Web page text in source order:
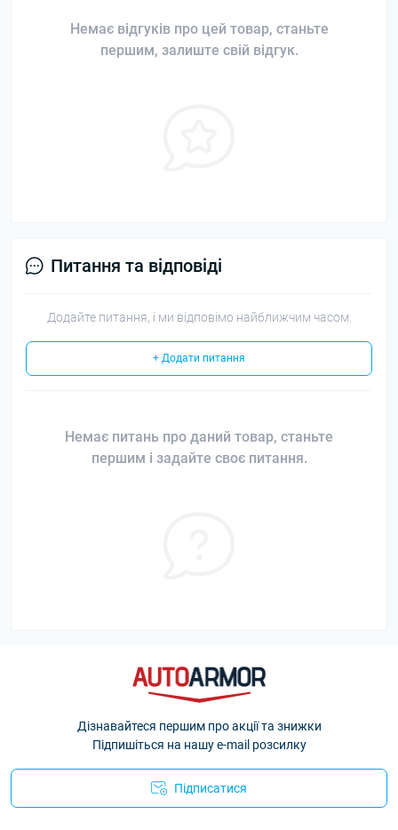
Немає відгуків про цей товар, станьте
першим, залиште свій відгук.
Питання та відповіді
Додайте питання, і ми відповімо найближчим часом.
+ Додати питання
Немає питань про даний товар, станьте
першим і задайте своє питання.
Дізнавайтеся першим про акції та знижки
Підпишіться на нашу e-mail розсилку
Підписатися